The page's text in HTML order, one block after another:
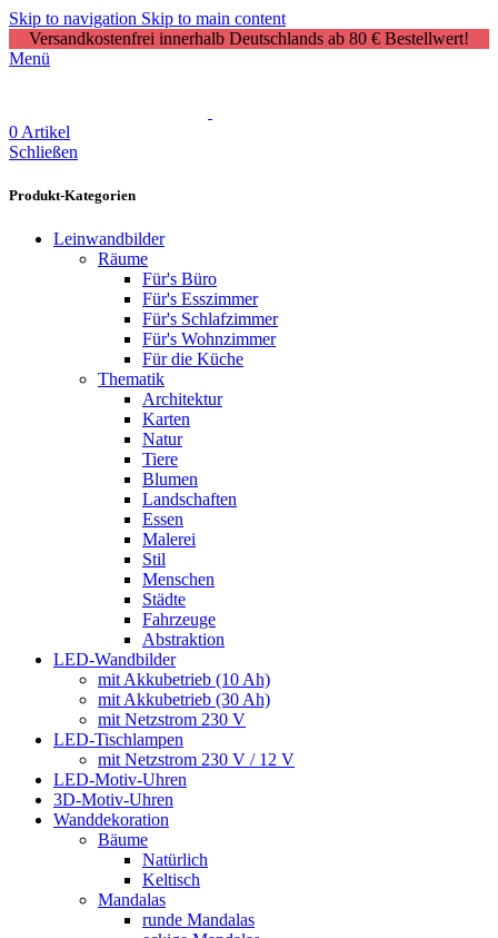
Skip to navigation Skip to main content
Versandkostenfrei innerhalb Deutschlands ab 80 € Bestellwert!
Menü
0 Artikel
Schließen
Produkt-Kategorien
Leinwandbilder
Räume
Für's Büro
Für's Esszimmer
Für's Schlafzimmer
Für's Wohnzimmer
Für die Küche
Thematik
Architektur
Karten
Natur
Tiere
Blumen
Landschaften
Essen
Malerei
Stil
Menschen
Städte
Fahrzeuge
Abstraktion
LED-Wandbilder
mit Akkubetrieb (10 Ah)
mit Akkubetrieb (30 Ah)
mit Netzstrom 230 V
LED-Tischlampen
mit Netzstrom 230 V / 12 V
LED-Motiv-Uhren
3D-Motiv-Uhren
Wanddekoration
Bäume
Natürlich
Keltisch
Mandalas
runde Mandalas